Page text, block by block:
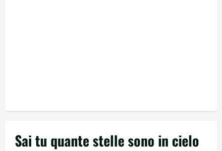
Sai tu quante stelle sono in cielo